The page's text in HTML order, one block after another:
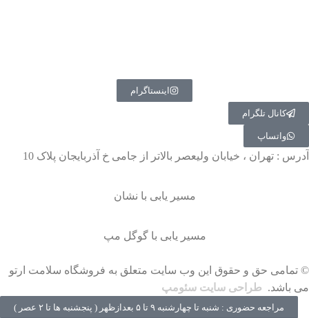
اینستاگرام
کانال تلگرام
واتساپ
آدرس : تهران ، خیابان ولیعصر بالاتر از جامی خ آذربایجان پلاک 10
مسیر یابی با نشان
مسیر یابی با گوگل مپ
© تمامی حق و حقوق این وب سایت متعلق به فروشگاه سلامت ارتو
می باشد. طراحی سایت سئومپ
مراجعه حضوری : شنبه تا چهارشنبه ۹ تا ۵ بعدازظهر ( پنجشنبه‌ ها تا ۲ عصر )